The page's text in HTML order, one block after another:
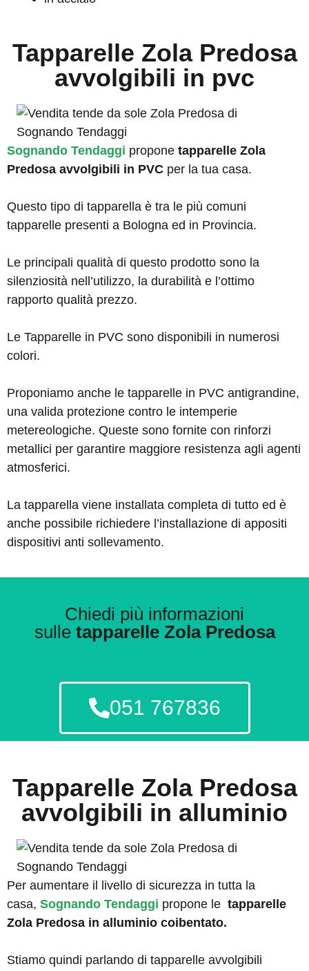
Tapparelle Zola Predosa
avvolgibili in pvc
Sognando Tendaggi propone tapparelle Zola
Predosa avvolgibili in PVC per la tua casa.
Questo tipo di tapparella è tra le più comuni
tapparelle presenti a Bologna ed in Provincia.
Le principali qualità di questo prodotto sono la
silenziosità nell’utilizzo, la durabilità e l’ottimo
rapporto qualità prezzo.
Le Tapparelle in PVC sono disponibili in numerosi
colori.
Proponiamo anche le tapparelle in PVC antigrandine,
una valida protezione contro le intemperie
metereologiche. Queste sono fornite con rinforzi
metallici per garantire maggiore resistenza agli agenti
atmosferici.
La tapparella viene installata completa di tutto ed è
anche possibile richiedere l’installazione di appositi
dispositivi anti sollevamento.
Chiedi più informazioni
sulle tapparelle Zola Predosa
051 767836
Tapparelle Zola Predosa
avvolgibili in alluminio
Per aumentare il livello di sicurezza in tutta la
casa, Sognando Tendaggi propone le tapparelle
Zola Predosa in alluminio coibentato.
Stiamo quindi parlando di tapparelle avvolgibili